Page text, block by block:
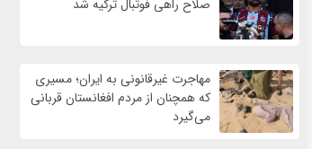
صلاح راهی فوتبال ترکیه شد
مهاجرت غیرقانونی به ایران؛ مسیری
که همچنان از مردم افغانستان قربانی
می‌گیرد